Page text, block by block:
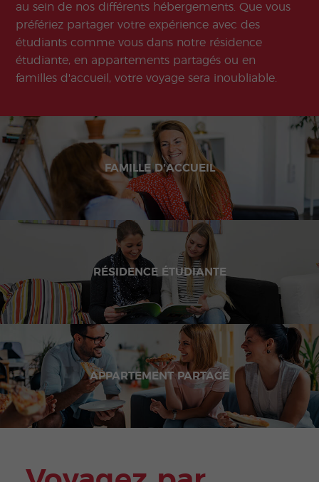
au sein de nos différents hébergements. Que vous
préfériez partager votre expérience avec des
étudiants comme vous dans notre résidence
étudiante, en appartements partagés ou en
familles d'accueil, votre voyage sera inoubliable.
FAMILLE D'ACCUEIL
RÉSIDENCE ÉTUDIANTE
APPARTEMENT PARTAGÉ